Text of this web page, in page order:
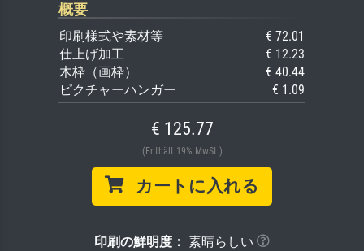
概要
印刷様式や素材等
€ 72.01
仕上げ加工
€ 12.23
木枠（画枠）
€ 40.44
ピクチャーハンガー
€ 1.09
€ 125.77
(Enthält 19% MwSt.)
カートに入れる
印刷の鮮明度： 素晴らしい